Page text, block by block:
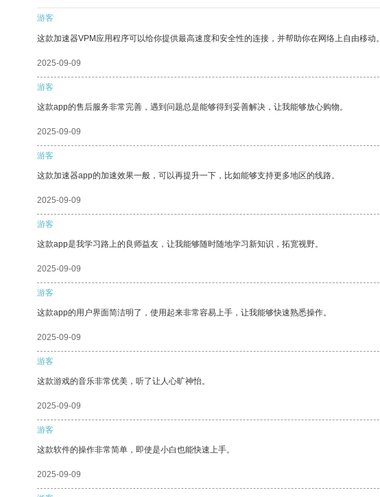
游客
这款加速器VPM应用程序可以给你提供最高速度和安全性的连接，并帮助你在网络上自由移动。
2025-09-09
游客
这款app的售后服务非常完善，遇到问题总是能够得到妥善解决，让我能够放心购物。
2025-09-09
游客
这款加速器app的加速效果一般，可以再提升一下，比如能够支持更多地区的线路。
2025-09-09
游客
这款app是我学习路上的良师益友，让我能够随时随地学习新知识，拓宽视野。
2025-09-09
游客
这款app的用户界面简洁明了，使用起来非常容易上手，让我能够快速熟悉操作。
2025-09-09
游客
这款游戏的音乐非常优美，听了让人心旷神怡。
2025-09-09
游客
这款软件的操作非常简单，即使是小白也能快速上手。
2025-09-09